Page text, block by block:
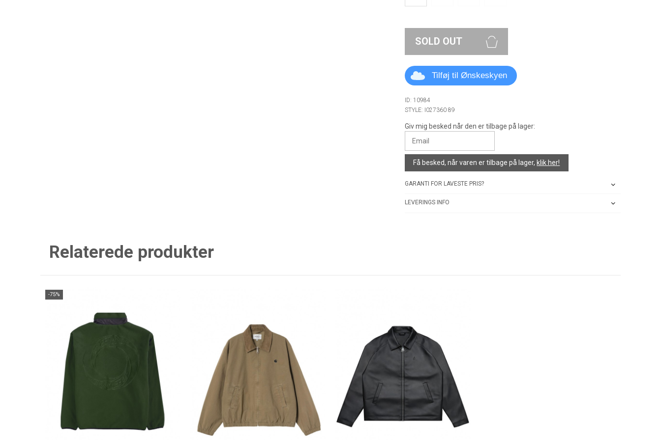
SOLD OUT
Tilføj til Ønskeskyen
ID: 10984
STYLE: I027360 89
Giv mig besked når den er tilbage på lager:
Få besked, når varen er tilbage på lager, klik her!
GARANTI FOR LAVESTE PRIS?
LEVERINGS INFO
Relaterede produkter
-75%